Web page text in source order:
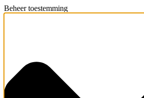
Beheer toestemming